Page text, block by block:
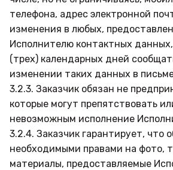
телефона, адрес электронной
изменения в любых,
Исполнителю контактных
(трех) календарных дней
изменении таких данных в
3.2.3. Заказчик обязан не
которые могут препятствовать
невозможным исполнение
3.2.4. Заказчик гарантирует, что
необходимыми правами на фото,
материалы, предоставляемые